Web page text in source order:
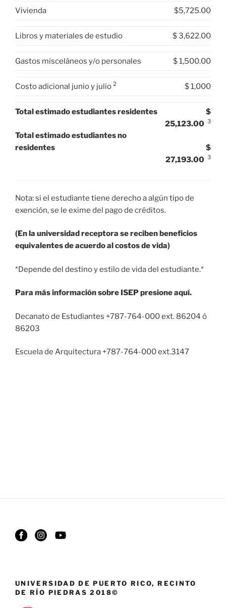
Vivienda $5,725.00
Libros y materiales de estudio $ 3,622.00
Gastos misceláneos y/o personales $ 1,500.00
Costo adicional junio y julio 2 $ 1,000
Total estimado estudiantes residentes
Total estimado estudiantes no
residentes
$
25,123.00 3
$
27,193.00 3
Nota: si el estudiante tiene derecho a algún tipo de
exención, se le exime del pago de créditos.
(En la universidad receptora se reciben beneficios
equivalentes de acuerdo al costos de vida)
*Depende del destino y estilo de vida del estudiante.*
Para más información sobre ISEP presione aquí.
Decanato de Estudiantes +787-764-000 ext. 86204 ó
86203
Escuela de Arquitectura +787-764-000 ext.3147
UNIVERSIDAD DE PUERTO RICO, RECINTO
DE RÍO PIEDRAS 2018©